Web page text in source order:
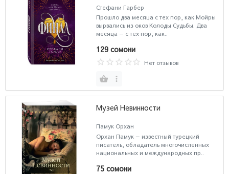
Стефани Гарбер
Прошло два месяца с тех пор, как Мойры
вырвались из оков Колоды Судьбы. Два
месяца — с тех пор, как..
129 сомони
Нет отзывов
Музей Невинности
Памук Орхан
Орхан Памук — известный турецкий
писатель, обладатель многочисленных
национальных и международных пр..
75 сомони